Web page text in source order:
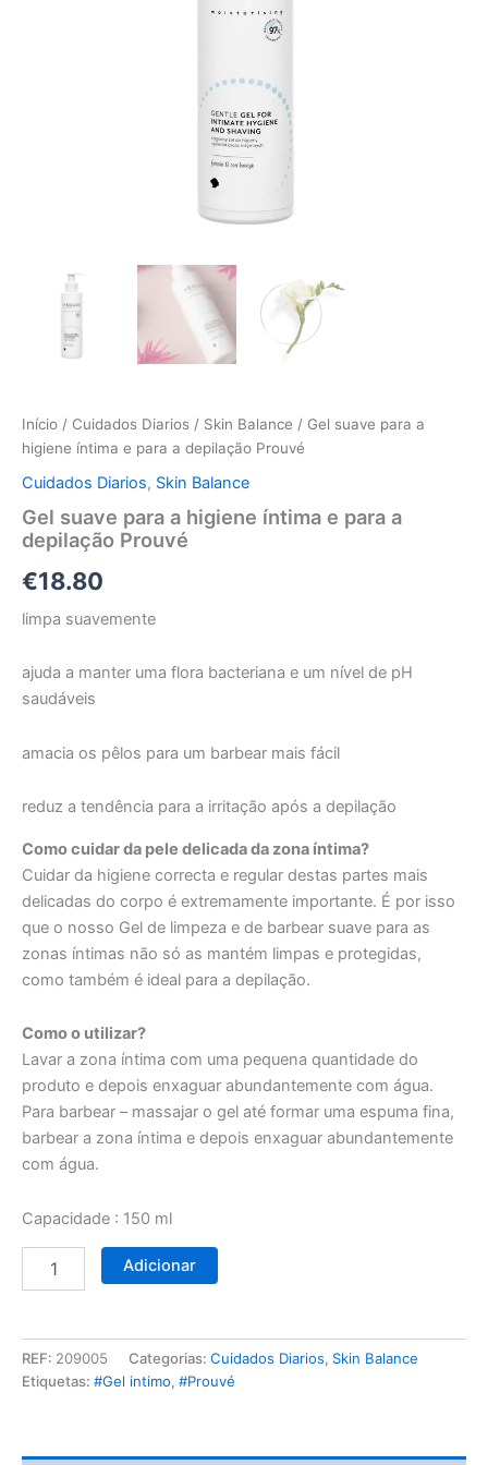
Início / Cuidados Diarios / Skin Balance / Gel suave para a
higiene íntima e para a depilação Prouvé
Cuidados Diarios, Skin Balance
Gel suave para a higiene íntima e para a
depilação Prouvé
€18.80
limpa suavemente
ajuda a manter uma flora bacteriana e um nível de pH
saudáveis
amacia os pêlos para um barbear mais fácil
reduz a tendência para a irritação após a depilação
Como cuidar da pele delicada da zona íntima?
Cuidar da higiene correcta e regular destas partes mais
delicadas do corpo é extremamente importante. É por isso
que o nosso Gel de limpeza e de barbear suave para as
zonas íntimas não só as mantém limpas e protegidas,
como também é ideal para a depilação.
Como o utilizar?
Lavar a zona íntima com uma pequena quantidade do
produto e depois enxaguar abundantemente com água.
Para barbear – massajar o gel até formar uma espuma fina,
barbear a zona íntima e depois enxaguar abundantemente
com água.
Capacidade : 150 ml
Adicionar
REF: 209005 Categorias: Cuidados Diarios, Skin Balance
Etiquetas: #Gel intimo, #Prouvé